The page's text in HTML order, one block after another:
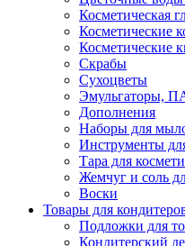
Косметическая
Косметические
Косметические
Скрабы
Сухоцветы
Эмульгаторы,
Дополнения
Наборы для
Инструменты
Тара для
Жемчуг и соль
Воски
Товары для
Подложки для
Кондитерский